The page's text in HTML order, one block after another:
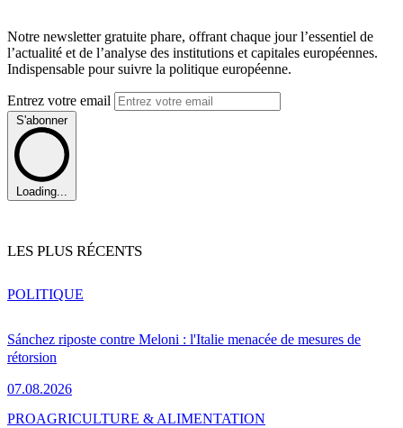
Notre newsletter gratuite phare, offrant chaque jour l’essentiel de
l’actualité et de l’analyse des institutions et capitales européennes.
Indispensable pour suivre la politique européenne.
Entrez votre email
S'abonner
Loading...
LES PLUS RÉCENTS
Sánchez riposte contre Meloni : l'Italie menacée de mesures de
rétorsion
07.08.2026
POLITIQUE
PROAGRICULTURE & ALIMENTATION